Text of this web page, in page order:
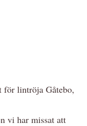
för lintröja Gåtebo,
vi har missat att